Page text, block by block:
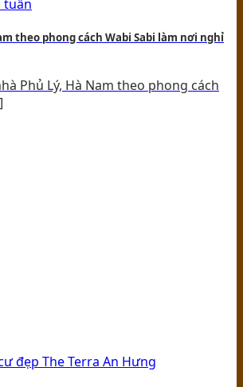
theo phong cách Wabi Sabi làm nơi nghỉ
Phủ Lý, Hà Nam theo phong cách